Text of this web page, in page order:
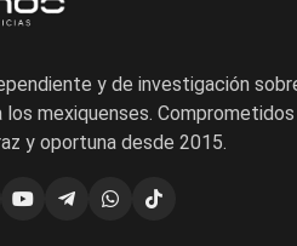
y de investigación
los mexiquenses.
y oportuna desde 2015.